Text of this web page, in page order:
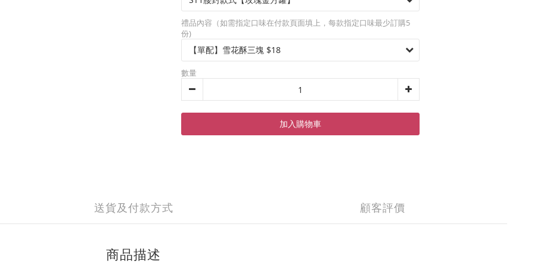
禮品內容（如需指定口味在付款頁面填上，每款指定口味最少訂購5
份)
數量
加入購物車
送貨及付款方式 顧客評價
商品描述